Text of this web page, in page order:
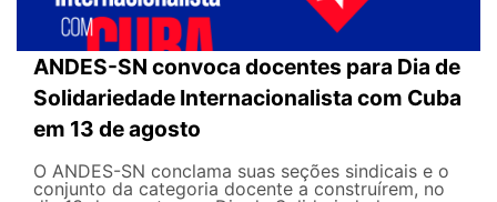
ANDES-SN convoca docentes para Dia de
Solidariedade Internacionalista com Cuba
em 13 de agosto
O ANDES-SN conclama suas seções sindicais e o
conjunto da categoria docente a construírem, no